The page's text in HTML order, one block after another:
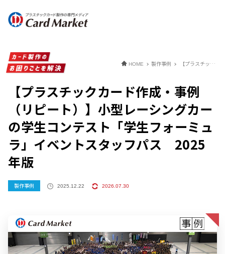
HOME 製作事例 【プラスチックカード作成・事例（リピート）】小型レーシングカーの学生コンテスト「学生フォーミュラ」イベントスタッフパス 2025年版
【プラスチックカード作成・事例
（リピート）】小型レーシングカー
の学生コンテスト「学生フォーミュ
ラ」イベントスタッフパス 2025
年版
製作事例 2025.12.22 2026.07.30